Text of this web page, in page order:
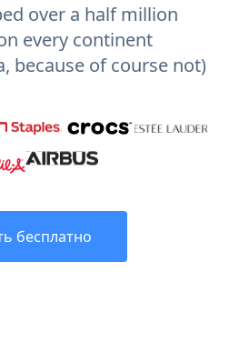
over a half million
every continent
because of course not)
бесплатно